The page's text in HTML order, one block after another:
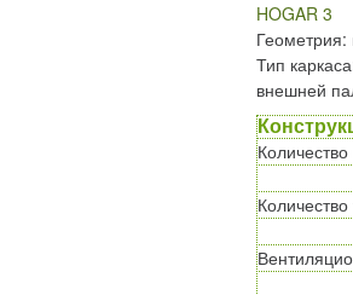
Геометрия:
Тип
внешней